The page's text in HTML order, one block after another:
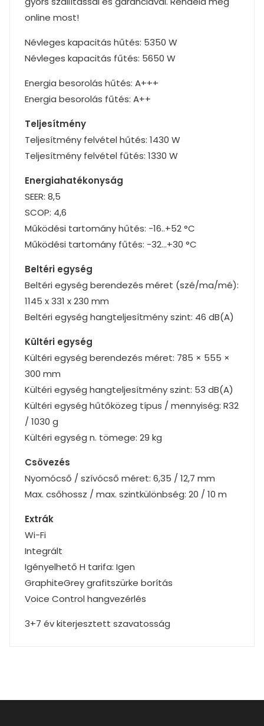
online most!
Névleges kapacitás hűtés: 5350 W
Névleges kapacitás fűtés: 5650 W
Energia besorolás hűtés: A+++
Energia besorolás fűtés: A++
Teljesítmény
Teljesítmény felvétel hűtés: 1430 W
Teljesítmény felvétel fűtés: 1330 W
Energiahatékonyság
SEER: 8,5
SCOP: 4,6
Működési tartomány hűtés: -16..+52 °C
Működési tartomány fűtés: -32…+30 °C
Beltéri egység
Beltéri egység berendezés méret (szé/ma/mé):
1145 x 331 x 230 mm
Beltéri egység hangteljesítmény szint: 46 dB(A)
Kültéri egység
Kültéri egység berendezés méret: 785 × 555 ×
300 mm
Kültéri egység hangteljesítmény szint: 53 dB(A)
Kültéri egység hűtőközeg típus / mennyiség: R32
/ 1030 g
Kültéri egység n. tömege: 29 kg
Csövezés
Nyomócső / szívócső méret: 6,35 / 12,7 mm
Max. csőhossz / max. szintkülönbség: 20 / 10 m
Extrák
Wi-Fi
Integrált
Igényelhető H tarifa: Igen
GraphiteGrey grafitszürke borítás
Voice Control hangvezérlés
3+7 év kiterjesztett szavatosság